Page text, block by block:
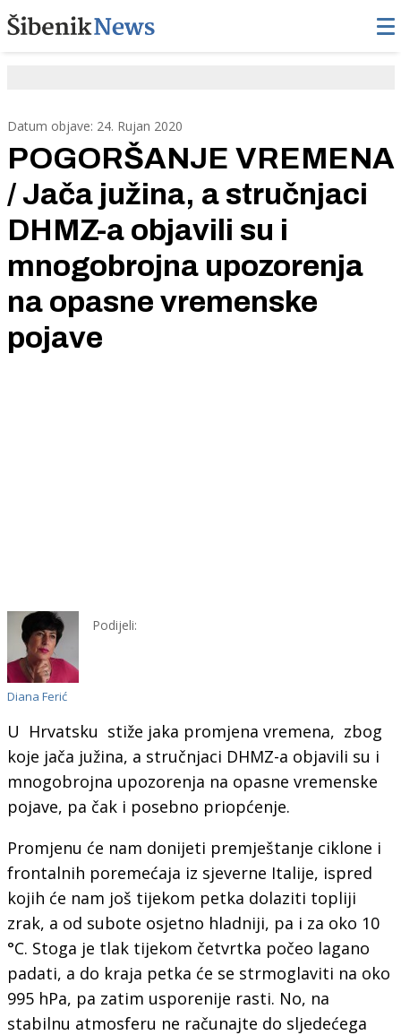
Datum objave: 24. Rujan 2020
POGORŠANJE VREMENA
/ Jača južina, a stručnjaci
DHMZ-a objavili su i
mnogobrojna upozorenja
na opasne vremenske
pojave
Diana Ferić
Podijeli:
U Hrvatsku stiže jaka promjena vremena, zbog
koje jača južina, a stručnjaci DHMZ-a objavili su i
mnogobrojna upozorenja na opasne vremenske
pojave, pa čak i posebno priopćenje.
Promjenu će nam donijeti premještanje ciklone i
frontalnih poremećaja iz sjeverne Italije, ispred
kojih će nam još tijekom petka dolaziti topliji
zrak, a od subote osjetno hladniji, pa i za oko 10
°C. Stoga je tlak tijekom četvrtka počeo lagano
padati, a do kraja petka će se strmoglaviti na oko
995 hPa, pa zatim usporenije rasti. No, na
stabilnu atmosferu ne računajte do sljedećega